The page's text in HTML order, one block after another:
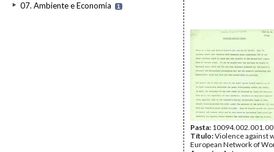
07. Ambiente e Economia 1
Pasta:
Título:Violence against
European Network of